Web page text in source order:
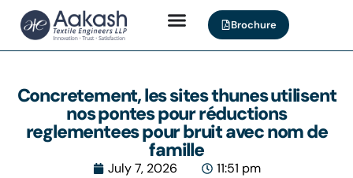
Brochure
Concretement, les sites thunes utilisent
nos pontes pour réductions
reglementees pour bruit avec nom de
famille
July 7, 2026 11:51 pm